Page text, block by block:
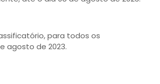
para todos os
agosto de 2023.